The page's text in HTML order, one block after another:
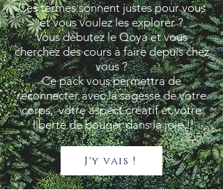
Ces termes sonnent justes pour vous
et vous voulez les explorer ?
Vous débutez le Qoya et vous
cherchez des cours à faire depuis chez
vous ?
Ce pack vous permettra de
reconnecter avec la sagesse de votre
corps, votre aspect créatif et votre
liberté de bouger dans la joie !
J'y vais !